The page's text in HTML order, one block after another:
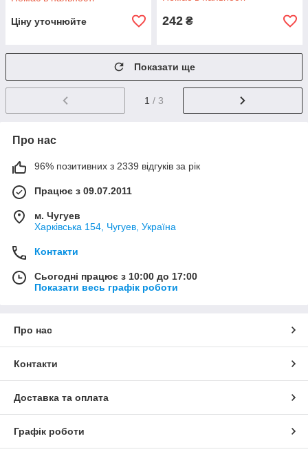
Ціну уточнюйте 242 ₴
Показати ще
1 / 3
Про нас
96% позитивних з 2339 відгуків за рік
Працює з 09.07.2011
м. Чугуев
Харківська 154, Чугуев, Україна
Контакти
Сьогодні працює з 10:00 до 17:00
Показати весь графік роботи
Про нас
Контакти
Доставка та оплата
Графік роботи